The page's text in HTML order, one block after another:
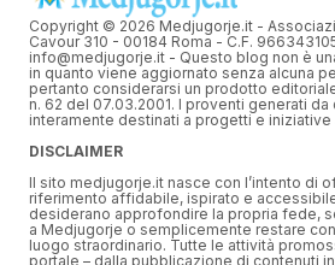
Copyright © 2026 Medjugorje.it -
Cavour 310 - 00184 Roma - C.F.
info@medjugorje.it - Questo blog non è
in quanto viene aggiornato senza alcuna
pertanto considerarsi un prodotto
n. 62 del 07.03.2001. I proventi generati
interamente destinati a progetti e
DISCLAIMER
Il sito medjugorje.it nasce con l’intento di
riferimento affidabile, ispirato e
desiderano approfondire la propria fede,
a Medjugorje o semplicemente restare
luogo straordinario. Tutte le attività
portale – dalla pubblicazione di contenuti